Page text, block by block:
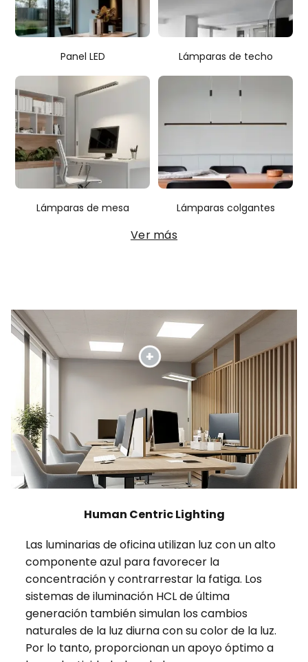
Panel LED Lámparas de techo
Lámparas de mesa Lámparas colgantes
Ver más
Human Centric Lighting
Las luminarias de oficina utilizan luz con un alto
componente azul para favorecer la
concentración y contrarrestar la fatiga. Los
sistemas de iluminación HCL de última
generación también simulan los cambios
naturales de la luz diurna con su color de la luz.
Por lo tanto, proporcionan un apoyo óptimo a